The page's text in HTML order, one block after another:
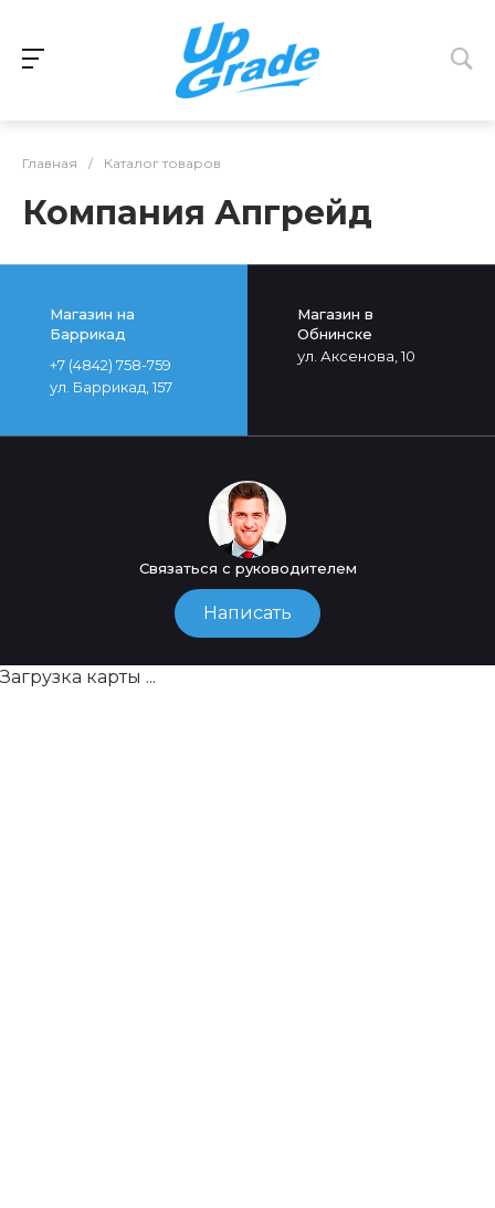
Главная / Каталог товаров
Компания Апгрейд
Магазин на
Баррикад
+7 (4842) 758-759
ул. Баррикад, 157
Магазин в
Обнинске
ул. Аксенова, 10
Связаться с руководителем
Написать
Загрузка карты ...